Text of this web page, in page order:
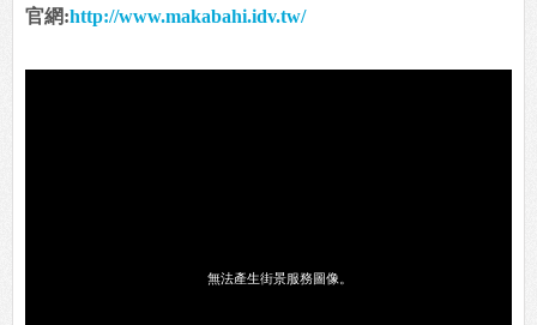
官網:http://www.makabahi.idv.tw/